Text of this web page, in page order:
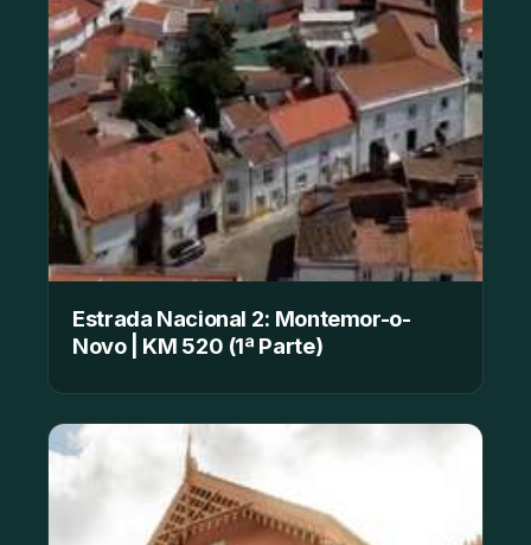
Estrada Nacional 2: Montemor-o-
Novo | KM 520 (1ª Parte)